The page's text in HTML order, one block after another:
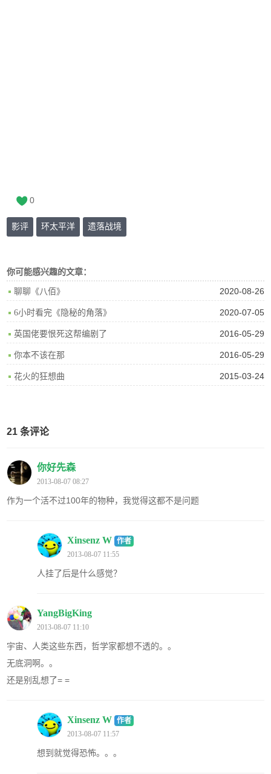
0
影评 环太平洋 遗落战境
你可能感兴趣的文章：
2020-08-26
聊聊《八佰》
2020-07-05
6小时看完《隐秘的角落》
2016-05-29
英国佬要恨死这帮编剧了
2016-05-29
你本不该在那
2015-03-24
花火的狂想曲
21 条评论
你好先森
2013-08-07 08:27
作为一个活不过100年的物种，我觉得这都不是问题
Xinsenz W 作者
2013-08-07 11:55
人挂了后是什么感觉？
YangBigKing
2013-08-07 11:10
宇宙、人类这些东西，哲学家都想不透的。。
无底洞啊。。
还是别乱想了= =
Xinsenz W 作者
2013-08-07 11:57
想到就觉得恐怖。。。